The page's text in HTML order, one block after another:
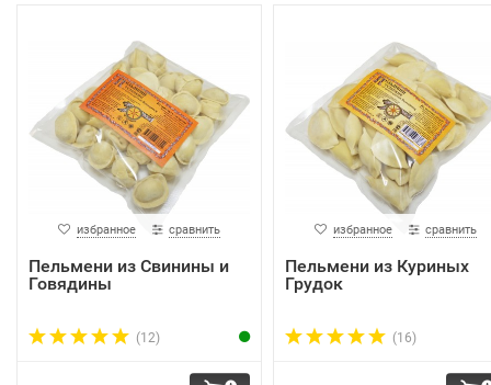
избранное сравнить
Пельмени из Свинины и
Говядины
(12)
избранное сравнить
Пельмени из Куриных
Грудок
(16)